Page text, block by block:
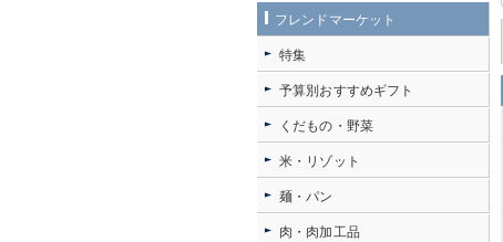
フレンドマーケット
特集
予算別おすすめギフト
くだもの・野菜
米・リゾット
麺・パン
肉・肉加工品